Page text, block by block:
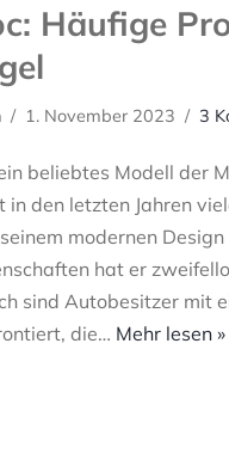
Häufige
1. November 2023 3
beliebtes Modell der
in den letzten Jahren
modernen Design
hat er
sind Autobesitzer mit
die… Mehr lesen »